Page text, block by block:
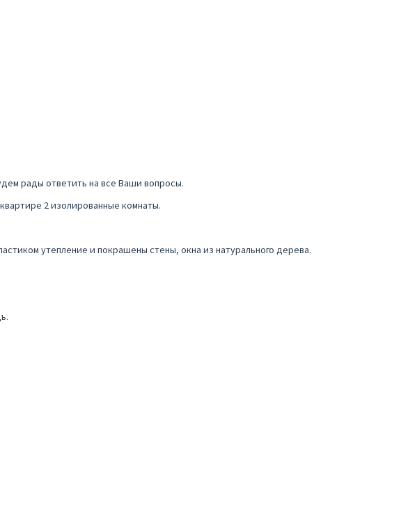
рады ответить на все Ваши вопросы.
2 изолированные комнаты.
утепление и покрашены стены, окна из натурального дерева.